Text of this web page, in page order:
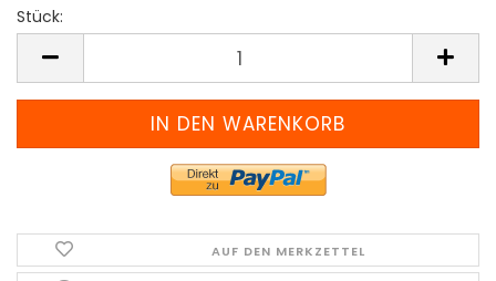
Stück:
AUF DEN MERKZETTEL